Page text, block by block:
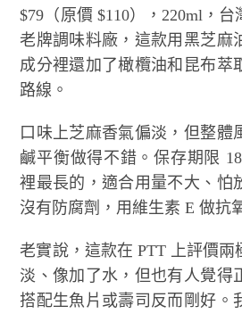
$79（原價 $110），220ml，
老牌調味料廠，這款用黑芝麻
成分裡還加了橄欖油和昆布萃
路線。
口味上芝麻香氣偏淡，但整體
鹹平衡做得不錯。保存期限
裡最長的，適合用量不大、怕
沒有防腐劑，用維生素 E 做抗
老實說，這款在 PTT 上評價兩
淡、像加了水，但也有人覺得
搭配生魚片或壽司反而剛好。